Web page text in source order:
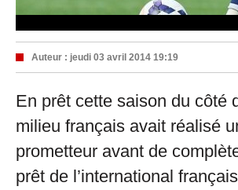
Auteur : jeudi 03 avril 2014 19:19
En prêt cette saison du côté
milieu français avait réalisé
prometteur avant de
prêt de l’international